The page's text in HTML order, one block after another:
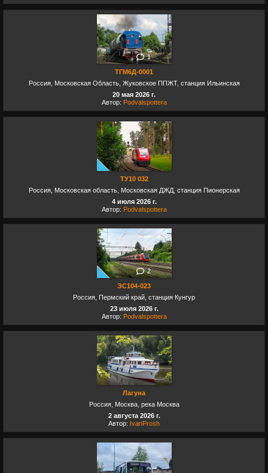
1
ТГМ6Д-0001
Россия, Московская Область, Жуковское ППЖТ, станция Ильинская
20 мая 2026 г.
Автор: Podvalspottera
ТУ10 032
Россия, Московская область, Московская ДЖД, станция Пионерская
4 июля 2026 г.
Автор: Podvalspottera
2
ЭС104-023
Россия, Пермский край, станция Кунгур
23 июля 2026 г.
Автор: Podvalspottera
Лагуна
Россия, Москва, река Москва
2 августа 2026 г.
Автор: IvanProsh